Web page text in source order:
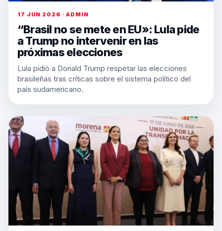
17 JUN 2026 · ADMIN
“Brasil no se mete en EU»: Lula pide
a Trump no intervenir en las
próximas elecciones
Lula pidió a Donald Trump respetar las elecciones
brasileñas tras críticas sobre el sistema político del
país sudamericano.